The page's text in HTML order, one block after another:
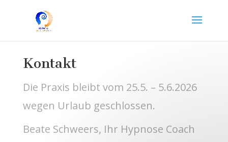
Kontakt
Die Praxis bleibt vom 25.5. – 5.6.2026
wegen Urlaub geschlossen.
Beate Schweers, Ihr Hypnose Coach